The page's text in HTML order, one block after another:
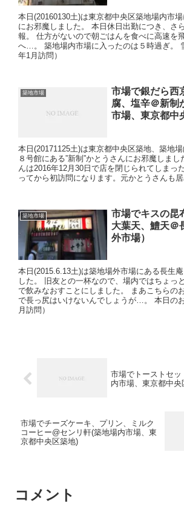
本日(20160130土)は東京都中央区築地場内市
にお邪魔しました。 本日休日出勤につき、さ
報。 仕方がないので朝ごはんを食べに高速を
へ…。 築地場内市場に入ったのは５時過ぎ。
年1月訪問）
築地市場
市場で銀だら西
腐、塩辛＠新制
市場、東京都中
本日(20171125土)は東京都中央区築地、築地
８号館にある”新制”かとうさんにお邪魔しまし
んは2016年12月30日で店を閉じられてしまっ
ってから初訪問になります。元かとうさんも居
築地市場
市場でキスの昆
大葉天、鱧天＠
外市場）
本日(2015.6.13土)は築地場外市場にある長生
した。 旧友との一杯なので、場内ではちょっ
で飲みなおすことにしました。 まあこちらの
で長っ尻はいけないんでしょうが…。 本日の
月訪問）
市場でトーストセ
内市場、東京都中央
市場でチーズケーキ、プリン、ミルク
コーヒー@センリ軒(築地場内市場、東
京都中央区築地)
コメント